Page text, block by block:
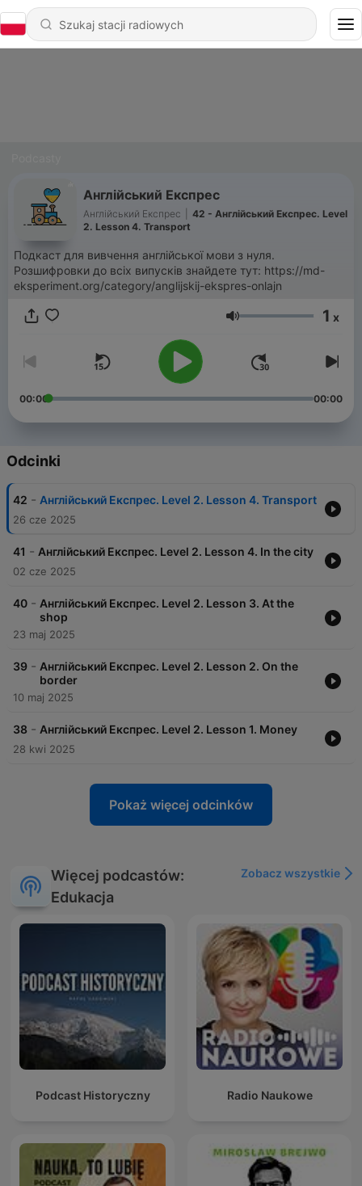
Англійський Експрес
Англійський Експрес
42 - Англійський Експрес. Level
2. Lesson 4. Transport
Подкаст для вивчення англійської мови з нуля.
Розшифровки до всіх випусків знайдете тут: https://md-
eksperiment.org/category/anglijskij-ekspres-onlajn
Głośność 1 x
00:00 00:00
Odcinki
42 - Англійський Експрес. Level 2. Lesson 4. Transport
26 cze 2025
41 - Англійський Експрес. Level 2. Lesson 4. In the city
02 cze 2025
40 - Англійський Експрес. Level 2. Lesson 3. At the
shop
23 maj 2025
39 - Англійський Експрес. Level 2. Lesson 2. On the
border
10 maj 2025
38 - Англійський Експрес. Level 2. Lesson 1. Money
28 kwi 2025
Pokaż więcej odcinków
Więcej podcastów:
Edukacja
Zobacz wszystkie
Podcast Historyczny Radio Naukowe